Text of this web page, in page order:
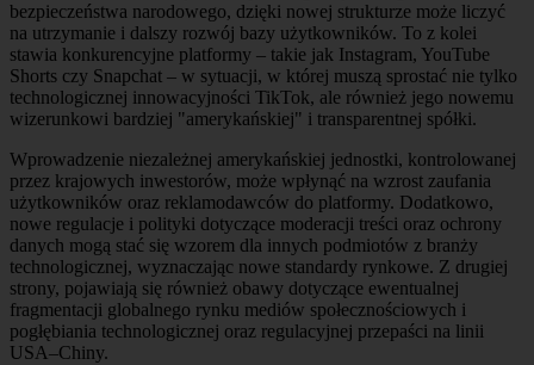
bezpieczeństwa narodowego, dzięki nowej strukturze może liczyć
na utrzymanie i dalszy rozwój bazy użytkowników. To z kolei
stawia konkurencyjne platformy – takie jak Instagram, YouTube
Shorts czy Snapchat – w sytuacji, w której muszą sprostać nie tylko
technologicznej innowacyjności TikTok, ale również jego nowemu
wizerunkowi bardziej "amerykańskiej" i transparentnej spółki.
Wprowadzenie niezależnej amerykańskiej jednostki, kontrolowanej
przez krajowych inwestorów, może wpłynąć na wzrost zaufania
użytkowników oraz reklamodawców do platformy. Dodatkowo,
nowe regulacje i polityki dotyczące moderacji treści oraz ochrony
danych mogą stać się wzorem dla innych podmiotów z branży
technologicznej, wyznaczając nowe standardy rynkowe. Z drugiej
strony, pojawiają się również obawy dotyczące ewentualnej
fragmentacji globalnego rynku mediów społecznościowych i
pogłębiania technologicznej oraz regulacyjnej przepaści na linii
USA–Chiny.